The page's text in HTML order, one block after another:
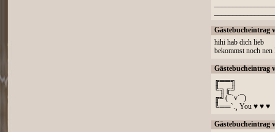
Gästebucheintrag
hihi hab dich lieb
bekommst noch nen
Gästebucheintrag
╔══╗
╚╗╔╝
╔╝(¯`v´¯)
╚══`.¸ You ♥ ♥ ♥
Gästebucheintrag